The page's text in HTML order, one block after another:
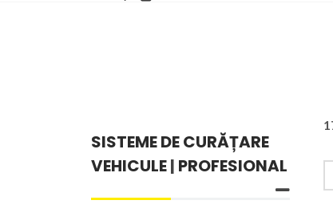
SISTEME DE CURĂȚARE
VEHICULE| PROFESIONAL